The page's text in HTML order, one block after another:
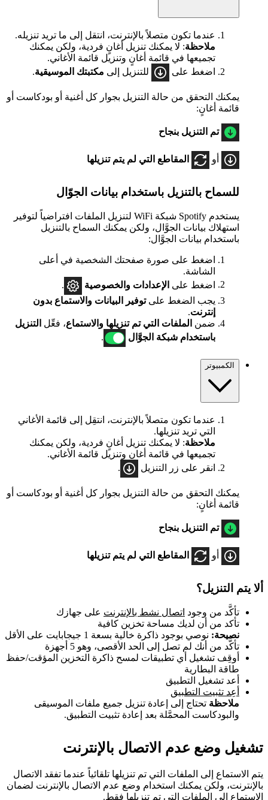
عندما تكون متصلاً بالإنترنت، انتقل إلى ما تريد تنزيله.
ملاحظة: لا يمكنك تنزيل أغانٍ فردية، ولكن يمكنك
تجميعها في قائمة أغانٍ وتنزيل قائمة الأغاني.
اضغط على
للتنزيل إلى مكتبتك الموسيقية.
يمكنك التحقق من حالة التنزيل بجوار كل أغنية أو بودكاست أو
قائمة أغانٍ:
تم التنزيل بنجاح
أو المقاطع التي لم يتم تنزيلها
للسماح بالتنزيل باستخدام بيانات الجوّال
يستخدم Spotify شبكة WiFi لتنزيل الملفات افتراضياً لتوفير
استهلاك بيانات الجوَّال، ولكن يمكنك السماح بالتنزيل
باستخدام بيانات الجوَّال:
اضغط على صورة صفحتك الشخصية في أعلى
الشاشة.
اضغط على الإعدادات والخصوصية
يجب الضغط علىتوفير البيانات والاستماع بدون
إنترنت.
ضمن الملفات التي تم تنزيلها والاستماع، فعِّل التنزيل
باستخدام شبكة الجوَّال
الكمبيوتر
عندما تكون متصلاً بالإنترنت، انتقِل إلى قائمة الأغاني
التي تريد تنزيلها.
ملاحظة: لا يمكنك تنزيل أغانٍ فردية، ولكن يمكنك
تجميعها في قائمة أغانٍ وتنزيل قائمة الأغاني.
انقر على زر التنزيل
.
يمكنك التحقق من حالة التنزيل بجوار كل أغنية أو بودكاست أو
قائمة أغانٍ:
تم التنزيل بنجاح
أو المقاطع التي لم يتم تنزيلها
ألا يتم التنزيل؟
تأكَّد من وجود اتصال نشط بالإنترنت على جهازك
تأكد من أن لديك مساحة تخزين كافية
نصيحة: نوصي بوجود ذاكرة خالية بسعة 1 جيجابايت على الأقل
تأكَّد من أنك لم تصل إلى الحد الأقصى، وهو 5 أجهزة
أوقِف تشغيل أي تطبيقات لمسح ذاكرة التخزين المؤقت/حفظ
طاقة البطارية
أعد تشغيل التطبيق
أعِد تثبيت التطبيق
ملاحظة تحتاج إلى إعادة تنزيل جميع ملفات الموسيقى
والبودكاست المحمَّلة بعد إعادة تثبيت التطبيق.
تشغيل وضع عدم الاتصال بالإنترنت
يتم الاستماع إلى الملفات التي تم تنزيلها تلقائياً عندما تفقد الاتصال
بالإنترنت، ولكن يمكنك استخدام وضع عدم الاتصال بالإنترنت لضمان
الاستماع إلى الملفات التي تم تنزيلها فقط.